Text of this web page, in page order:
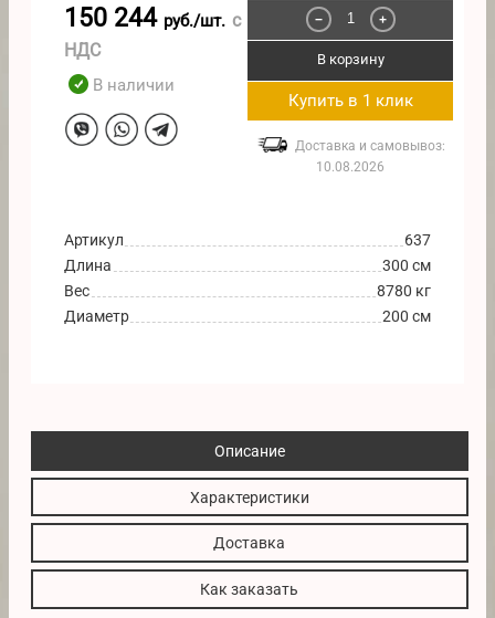
150 244 руб./шт. с
НДС
В наличии
− +
В корзину
Купить в 1 клик
Доставка и самовывоз:
10.08.2026
Артикул
637
Длина
300 см
Вес
8780 кг
Диаметр
200 см
Описание
Характеристики
Доставка
Как заказать